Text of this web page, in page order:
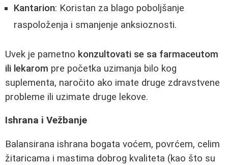
Kantarion: Koristan za blago poboljšanje
raspoloženja i smanjenje anksioznosti.
Uvek je pametno konzultovati se sa farmaceutom
ili lekarom pre početka uzimanja bilo kog
suplementa, naročito ako imate druge zdravstvene
probleme ili uzimate druge lekove.
Ishrana i Vežbanje
Balansirana ishrana bogata voćem, povrćem, celim
žitaricama i mastima dobrog kvaliteta (kao što su